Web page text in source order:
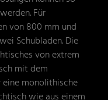
Für
von 800 mm und
Schubladen. Die
von extrem
mit dem
monolithische
wie aus einem